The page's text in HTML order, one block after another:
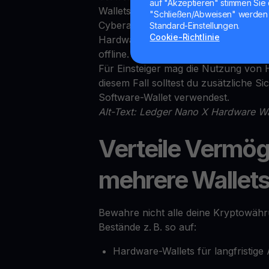
auf "Akzeptieren" stimmen
"Schließen/Abweisen"
Standard-Einstellungen.
Cookie-Richtlinie
Wallets sind nicht mit dem Internet
Cyberangriffe.
Hardware-Wallets speichern deine
offline. So bleiben deine digitalen
Für Einsteiger mag die Nutzung von
diesem Fall solltest du zusätzliche
Software-Wallet verwendest.
Alt-Text: Ledger Nano X Hardware
Verteile
mehrere Wallets
Bewahre nicht alle deine
Bestände z. B. so auf:
Hardware-Wallets für langfristige